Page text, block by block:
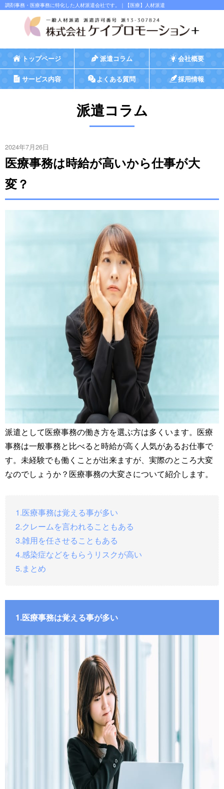
調剤事務・医療事務に特化した人材派遣会社です。｜【医療】人材派遣
トップページ 派遣コラム 会社概要
サービス内容 よくある質問 採用情報
派遣コラム
2024年7月26日
医療事務は時給が高いから仕事が大
変？
派遣として医療事務の働き方を選ぶ方は多くいます。医療
事務は一般事務と比べると時給が高く人気があるお仕事で
す。未経験でも働くことが出来ますが、実際のところ大変
なのでしょうか？医療事務の大変さについて紹介します。
1.医療事務は覚える事が多い
2.クレームを言われることもある
3.雑用を任させることもある
4.感染症などをもらうリスクが高い
5.まとめ
1.医療事務は覚える事が多い